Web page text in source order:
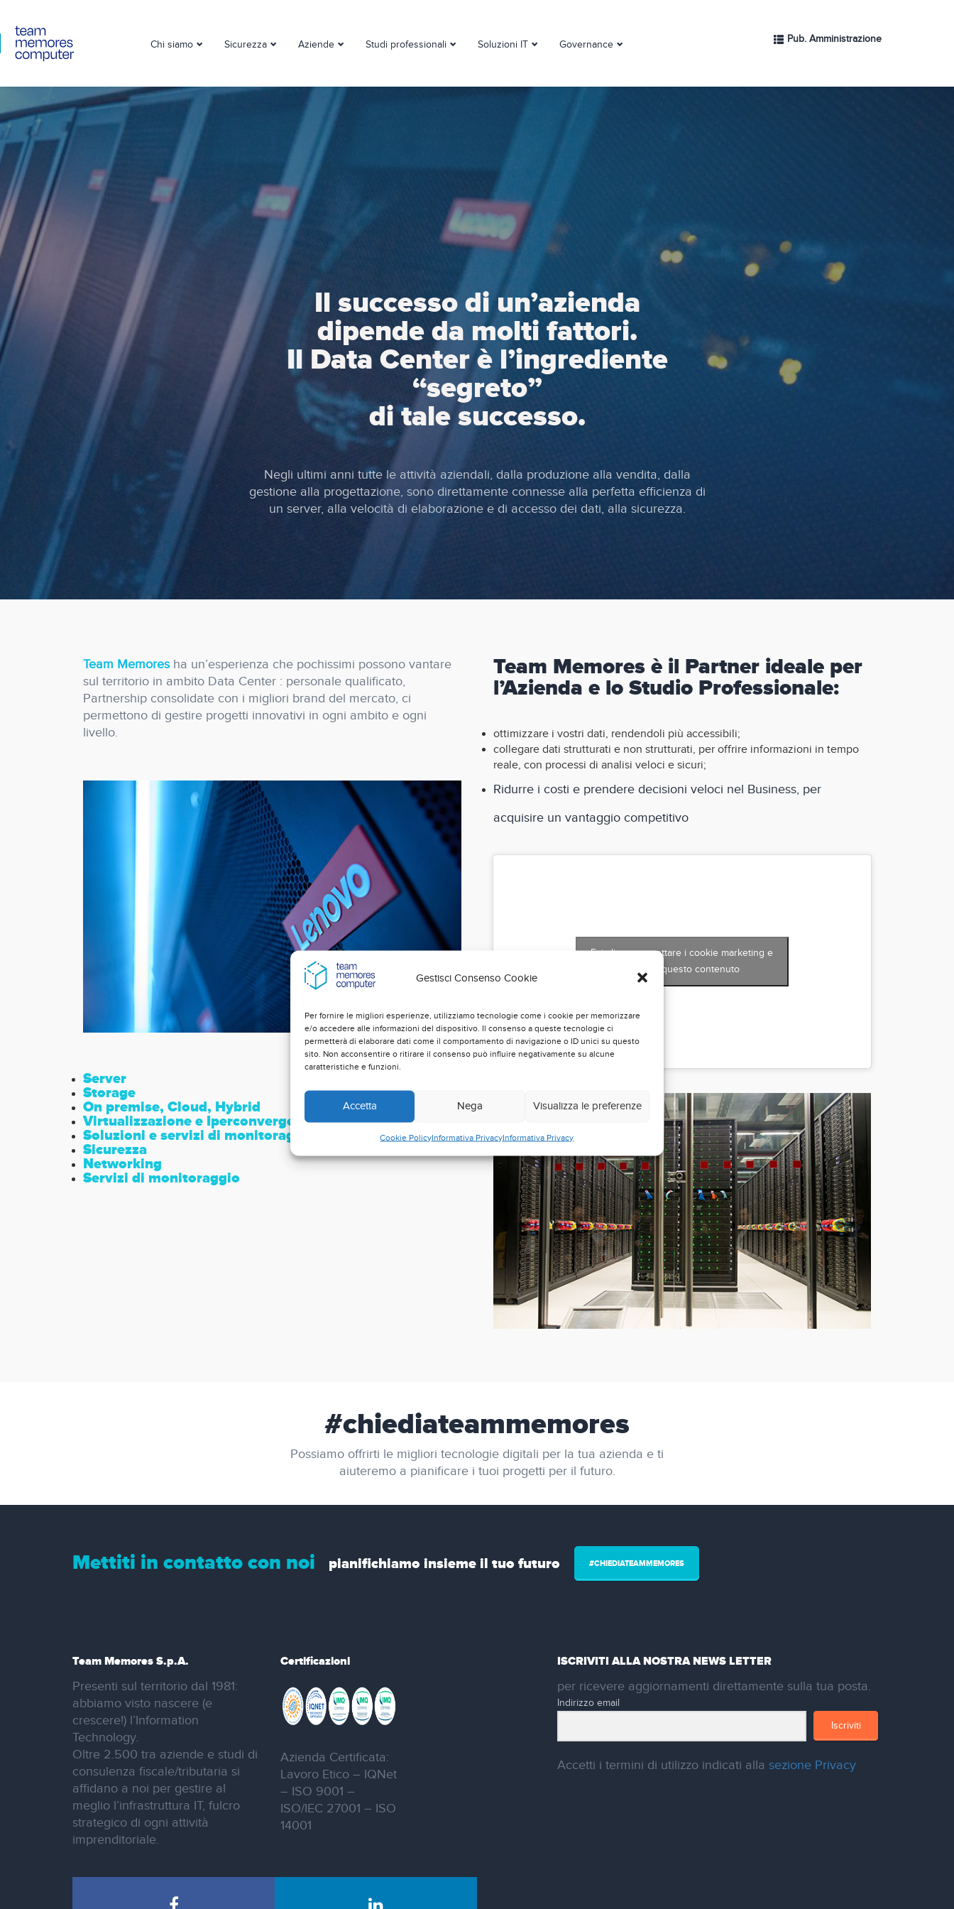
Gestisci Consenso Cookie
Per fornire le migliori esperienze, utilizziamo tecnologie come i cookie per memorizzare
e/o accedere alle informazioni del dispositivo. Il consenso a queste tecnologie ci
permetterà di elaborare dati come il comportamento di navigazione o ID unici su questo
sito. Non acconsentire o ritirare il consenso può influire negativamente su alcune
caratteristiche e funzioni.
Accetta Nega Visualizza le preferenze
Cookie PolicyInformativa PrivacyInformativa Privacy
Chi siamo Sicurezza Aziende Studi professionali Soluzioni IT Governance Pub. Amministrazione
Il successo di un’azienda
dipende da molti fattori.
Il Data Center è l’ingrediente
“segreto”
di tale successo.
Negli ultimi anni tutte le attività aziendali, dalla produzione alla vendita, dalla
gestione alla progettazione, sono direttamente connesse alla perfetta efficienza di
un server, alla velocità di elaborazione e di accesso dei dati, alla sicurezza.
Team Memoresha un’esperienza che pochissimi possono vantare
sul territorio in ambito Data Center : personale qualificato,
Partnership consolidate con i migliori brand del mercato, ci
permettono di gestire progetti innovativi in ogni ambito e ogni
livello.
Server
Storage
On premise, Cloud, Hybrid
Virtualizzazione e Iperconvergenza
Soluzioni e servizi di monitoraggio
Sicurezza
Networking
Servizi di monitoraggio
Team Memores è il Partner ideale per
l’Azienda e lo Studio Professionale:
ottimizzare i vostri dati, rendendoli più accessibili;
collegare dati strutturati e non strutturati, per offrire informazioni in tempo
reale, con processi di analisi veloci e sicuri;
Ridurre i costi e prendere decisioni veloci nel Business, per
acquisire un vantaggio competitivo
Fai clic per accettare i cookie marketing e
abilitare questo contenuto
#chiediateammemores
Possiamo offrirti le migliori tecnologie digitali per la tua azienda e ti
aiuteremo a pianificare i tuoi progetti per il futuro.
Mettiti in contatto con noi pianifichiamo insieme il tuo futuro #CHIEDIATEAMMEMORES
Team Memores S.p.A.
Presenti sul territorio dal 1981:
abbiamo visto nascere (e
crescere!) l’Information
Technology.
Oltre 2.500 tra aziende e studi di
consulenza fiscale/tributaria si
affidano a noi per gestire al
meglio l’infrastruttura IT, fulcro
strategico di ogni attività
imprenditoriale.
Certificazioni
Azienda Certificata:
Lavoro Etico – IQNet
– ISO 9001 –
ISO/IEC 27001 – ISO
14001
ISCRIVITI ALLA NOSTRA NEWS LETTER
per ricevere aggiornamenti direttamente sulla tua posta.
Indirizzo email
Iscriviti
Accetti i termini di utilizzo indicati alla sezione Privacy